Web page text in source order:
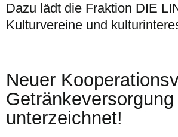
Dazu lädt die Fraktion DIE
Kulturvereine und
Neuer
unterzeichnet!